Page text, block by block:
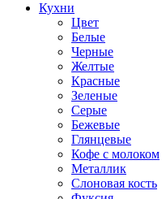
Кухни
Цвет
Белые
Черные
Желтые
Красные
Зеленые
Серые
Бежевые
Глянцевые
Кофе с молоком
Металлик
Слоновая кость